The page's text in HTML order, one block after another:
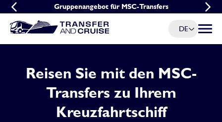
Gruppenangebot für MSC-Transfers
Frühbucher-Aktion für MSC-Transfers
DE Menü
Reisen Sie mit den MSC-
Transfers zu Ihrem
Kreuzfahrtschiff